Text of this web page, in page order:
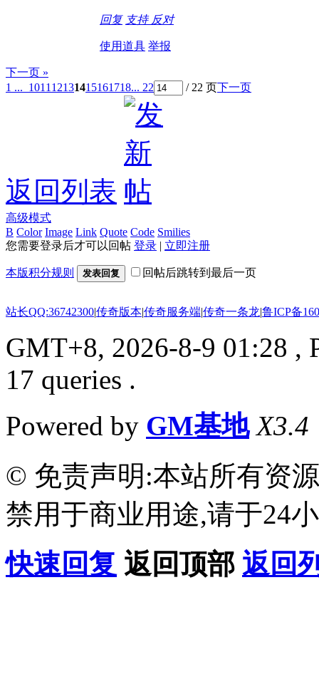
回复 支持 反对
使用道具 举报
下一页 »
1 ... 1011 12131415161718... 22 / 22 页下一页
返回列表
高级模式
B Color Image Link Quote Code Smilies
您需要登录后才可以回帖 登录 | 立即注册
本版积分规则 发表回复 回帖后跳转到最后一页
站长QQ:36742300|传奇版本|传奇服务端|传奇一条龙|鲁ICP备
GMT+8, 2026-8-9 01:28 ,
17 queries .
Powered by GM基地 X3.4
© 免责声明:本站所有资
禁用于商业用途,请于24
快速回复 返回顶部 返回